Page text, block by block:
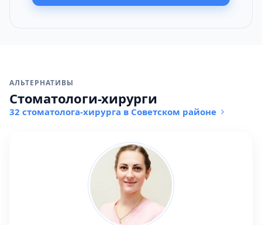
АЛЬТЕРНАТИВЫ
Стоматологи-хирурги
32 стоматолога-хирурга в Советском районе